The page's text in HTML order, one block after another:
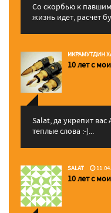
Со скорбью к
жизнь идет, расчет
ИКРАМУТДИН
10 лет с
Salat, да укрепит вас
теплые слова :-)...
SALAT
10 лет с